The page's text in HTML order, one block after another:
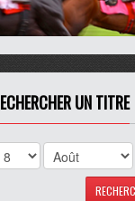
UN TITRE